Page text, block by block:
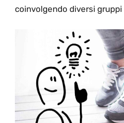
coinvolgendo diversi gruppi